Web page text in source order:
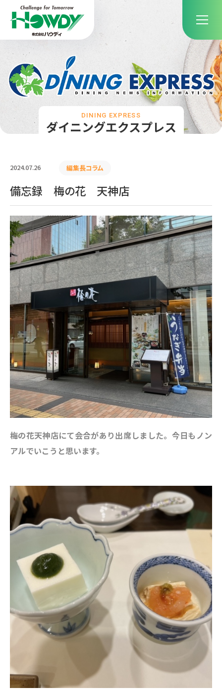
ダイニングエクスプレス
DINING EXPRESS
2024.07.26 編集長コラム
備忘録 梅の花 天神店
梅の花天神店にて会合があり出席しました。今日もノン
アルでいこうと思います。